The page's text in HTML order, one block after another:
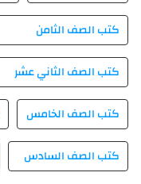
كتب الصف الثامن
كتب الصف الثاني عشر
كتب الصف الخامس
كتب الصف السادس